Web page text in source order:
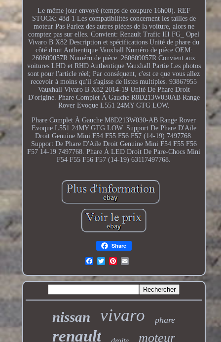
Le même jour envoyé (temps de coupure 16h00). REF
STOCK: 48d-1 Les compatibilités concernent les tailles de
moteur Pas Parlez des autres pièces de la voiture, alors ne
comptez pas sur elles. Convient: Renault Trafic III FG_ Opel
Vivaro B X82 Description et spécifications Unité de phare du
côté droit Authentique Vauxhall Numéro de pièce OEM:
260609057R Numéro de pièce: 260609057R Convient aux
voitures LHD et RHD Authentique Vauxhall Partie Les photos
sont pour l'article réel; Par conséquent, c'est ce que vous allez
recevoir à moins qu'il s'agisse de listes multiples. 93867955
Vauxhall Vivaro B X82 2014-19 Unité De Phare Droit
D'origine. Phare Complet À Gauche R8D213W030AB Range
Rover Evoque L551 24MY GTG LOW.
Phare Complet À Gauche M8D213W030-AB Range Rover
Evoque L551 24MY GTG LOW. Support De Phare D'Aile
Droit Genuine Mini F54 F55 F56 F57 (14-19) 7497768.
Support De Phare D'Aile Droit Genuine Mini F54 F55 F56
F57 14-19 7497768. Phare À LED Droit De Pare-Chocs Mini
F54 F55 F56 F57 (14-19) 63117497768.
Share
nissan vivaro phare
renault moteur